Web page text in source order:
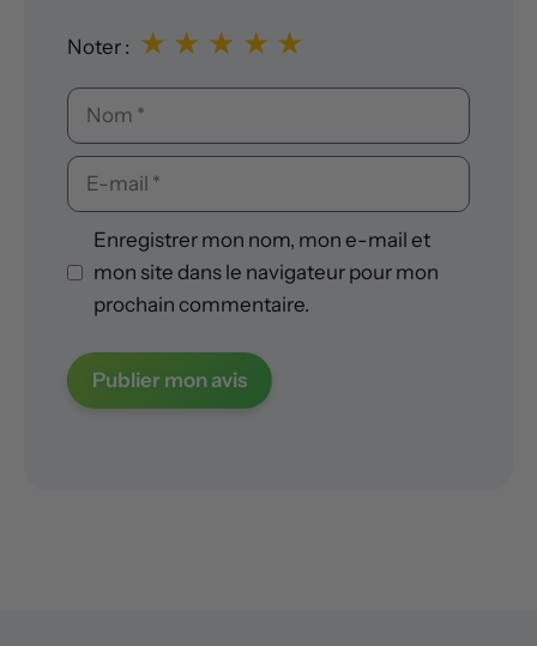
Noter : ★
★
★
★
★
Nom
E-
mail
Enregistrer mon nom, mon e-mail et
mon site dans le navigateur pour mon
prochain commentaire.